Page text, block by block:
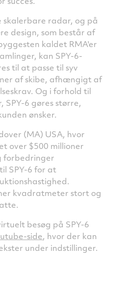
skalerbare radar, og på
design, som består af
kaldet RMA'er
kan SPY-6-
til at passe til syv
af skibe, afhængigt af
Og i forhold til
6 gøres større,
ønsker.
(MA) USA, hvor
over $500 millioner
forbedringer
SPY-6 for at
kvadratmeter stort og
besøg på SPY-6
side, hvor der kan
under indstillinger.